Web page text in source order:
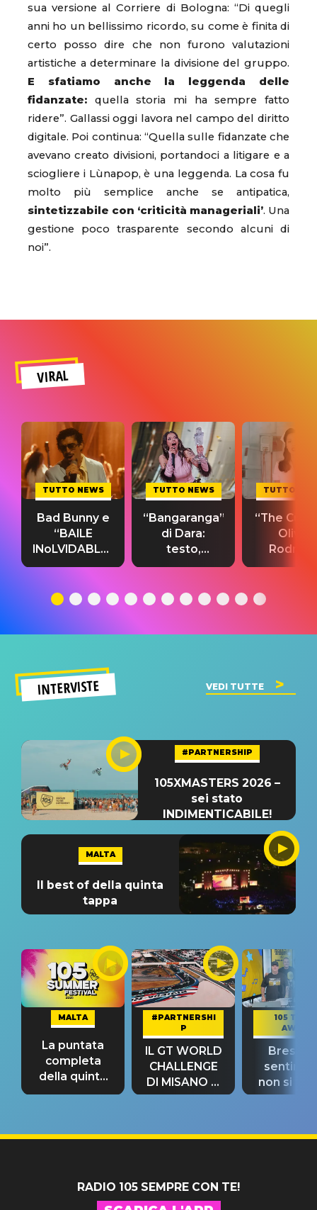
sua versione al Corriere di Bologna: “Di quegli
anni ho un bellissimo ricordo, su come è finita di
certo posso dire che non furono valutazioni
artistiche a determinare la divisione del gruppo.
E sfatiamo anche la leggenda delle
fidanzate: quella storia mi ha sempre fatto
ridere”. Gallassi oggi lavora nel campo del diritto
digitale. Poi continua: “Quella sulle fidanzate che
avevano creato divisioni, portandoci a litigare e a
sciogliere i Lùnapop, è una leggenda. La cosa fu
molto più semplice anche se antipatica,
sintetizzabile con ‘criticità manageriali’. Una
gestione poco trasparente secondo alcuni di
noi”.
VIRAL
TUTTO NEWS
Bad Bunny e
“BAILE
INoLVIDABLE”:
testo,
significato
TUTTO NEWS
“Bangaranga”
di Dara:
testo,
traduzione e
del singolo
TUTTO
“The
Olivia
testo,
INTERVISTE VEDI TUTTE
#PARTNERSHIP
105XMASTERS 2026 –
sei stato
INDIMENTICABILE!
MALTA
Il best of della quinta
tappa
MALTA
La puntata
completa
della quinta
tappa
#PARTNERSHI
P
IL GT WORLD
CHALLENGE
DI MISANO si
riconferma
105 TAKE
AWAY
Bresh:
non si
fino alla
RADIO 105 SEMPRE CON TE!